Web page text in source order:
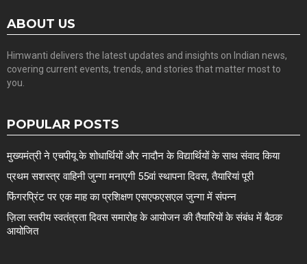
ABOUT US
Himwanti delivers the latest updates and insights on Indian news,
covering current events, trends, and stories that matter most to
you.
POPULAR POSTS
मुख्यमंत्री ने एचपीयू के शोधार्थियों और नादौन के विद्यार्थियों के साथ संवाद किया
प्रथम सशस्त्र वाहिनी जुन्गा मनाएगी 55वां स्थापना दिवस, तैयारियां पूरी
फिंगरप्रिंट पर एक माह का प्रशिक्षण एसएफएसएल जुन्गा में संपन्न
ज़िला स्तरीय स्वतंत्रता दिवस समारोह के आयोजन की तैयारियों के संबंध में बैठक
आयोजित